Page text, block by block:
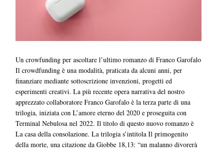
Un crowfunding per ascoltare l’ultimo romanzo di Franco Garofalo
Il crowdfunding è una modalità, praticata da alcuni anni, per
finanziare mediante sottoscrizione invenzioni, progetti ed
esperimenti creativi. La più recente opera narrativa del nostro
apprezzato collaboratore Franco Garofalo è la terza parte di una
trilogia, iniziata con L’amore eterno del 2020 e proseguita con
Terminal Nebulosa nel 2022. Il titolo di questo nuovo romanzo è
La casa della consolazione. La trilogia s’intitola Il primogenito
della morte, una citazione da Giobbe 18,13: “un malanno divorerà